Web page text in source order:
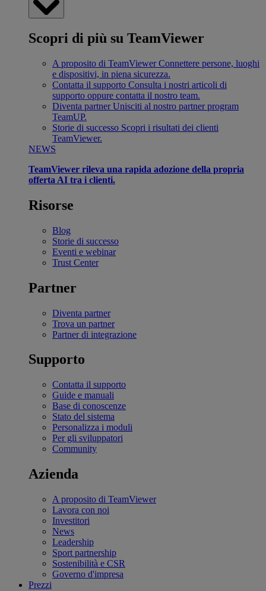
Scopri di più su TeamViewer
A proposito di TeamViewer Connettere persone, luoghi
e dispositivi, in piena sicurezza.
Contatta il supporto Consulta i nostri articoli di
supporto oppure contatta il nostro team.
Diventa partner Unisciti al nostro partner program
TeamUP.
Storie di successo Scopri i risultati dei clienti
TeamViewer.
NEWS
TeamViewer rileva una rapida adozione della propria
offerta AI tra i clienti.
Risorse
Blog
Storie di successo
Eventi e webinar
Trust Center
Partner
Diventa partner
Trova un partner
Partner di integrazione
Supporto
Contatta il supporto
Guide e manuali
Base di conoscenze
Stato del sistema
Personalizza i moduli
Per gli sviluppatori
Community
Azienda
A proposito di TeamViewer
Lavora con noi
Investitori
News
Leadership
Sport partnership
Sostenibilità e CSR
Governo d'impresa
Prezzi